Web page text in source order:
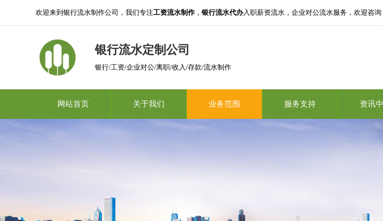
欢迎来到银行流水制作公司，我们专注工资流水制作， 银行流水代办入职薪资流水，企业对公流水服务，欢迎咨询
银行流水定制公司
银行/工资/企业对公/离职/收入/存款/流水制作
网站首页 关于我们 业务范围 服务支持 资讯